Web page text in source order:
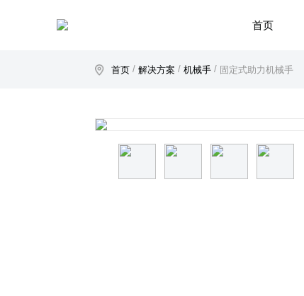
首页
首页 /解决方案 /机械手 / 固定式助力机械手